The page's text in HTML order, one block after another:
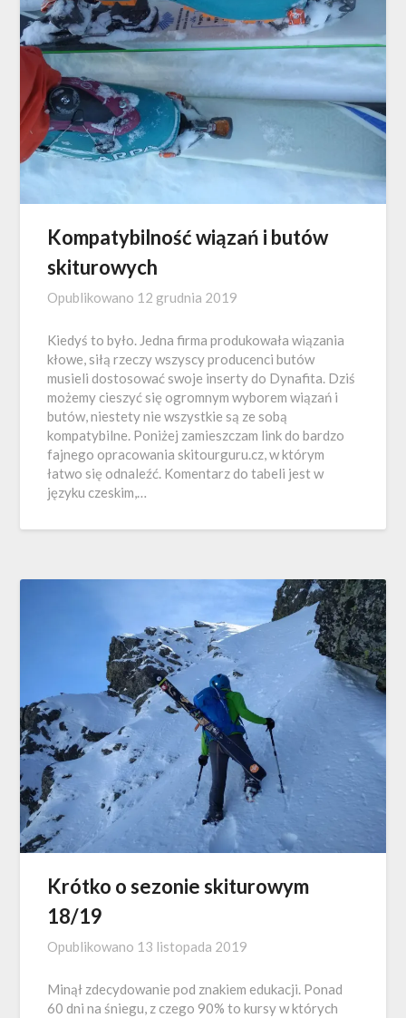
Kompatybilność wiązań i butów
skiturowych
Opublikowano 12 grudnia 2019
Kiedyś to było. Jedna firma produkowała wiązania
kłowe, siłą rzeczy wszyscy producenci butów
musieli dostosować swoje inserty do Dynafita. Dziś
możemy cieszyć się ogromnym wyborem wiązań i
butów, niestety nie wszystkie są ze sobą
kompatybilne. Poniżej zamieszczam link do bardzo
fajnego opracowania skitourguru.cz, w którym
łatwo się odnaleźć. Komentarz do tabeli jest w
języku czeskim,…
Krótko o sezonie skiturowym
18/19
Opublikowano 13 listopada 2019
Minął zdecydowanie pod znakiem edukacji. Ponad
60 dni na śniegu, z czego 90% to kursy w których